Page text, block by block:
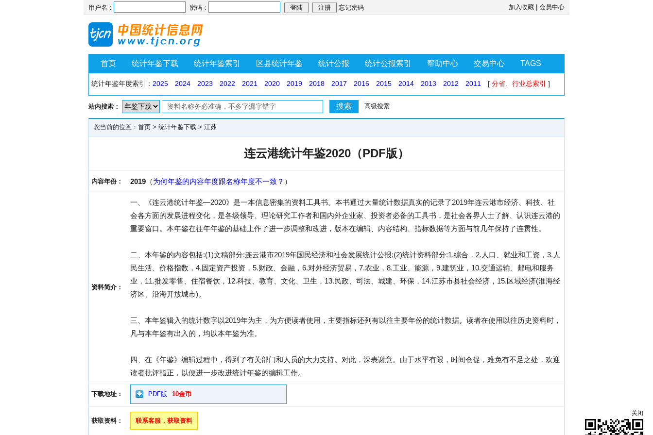
用户名： 密码： 忘记密码 加入收藏 会员中心
首页 统计年鉴下载 统计年鉴索引 区县统计年鉴 统计公报 统计公报索引 帮助中心 交易中心 TAGS
统计年鉴年度索引： 2025 2024 2023 2022 2021 2020 2019 2018 2017 2016 2015 2014 2013 2012 2011 [ 分省、行业总索引 ]
站内搜索： 高级搜索
您当前的位置： 首页 > 统计年鉴下载 > 江苏
连云港统计年鉴2020（PDF版）
内容年份： 2019 （为何年鉴的内容年度跟名称年度不一致？ ）
资料简介：
一、《连云港统计年鉴—2020》是一本信息密集的资料工具书。本书通过大量统计数据真实的记录了2019年连云港市经济、科技、社
会各方面的发展进程变化，是各级领导、理论研究工作者和国内外企业家、投资者必备的工具书，是社会各界人士了解、认识连云港的
重要窗口。本年鉴在往年年鉴的基础上作了进一步调整和改进，版本在编辑、内容结构、指标数据等方面与前几年保持了连贯性。
二、本年鉴的内容包括:(1)文稿部分:连云港市2019年国民经济和社会发展统计公报;(2)统计资料部分:1.综合，2.人口、就业和工资，3.人
民生活、价格指数，4.固定资产投资，5.财政、金融，6.对外经济贸易，7.农业，8.工业、能源，9.建筑业，10.交通运输、邮电和服务
业，11.批发零售、住宿餐饮，12.科技、教育、文化、卫生，13.民政、司法、城建、环保，14.江苏市县社会经济，15.区域经济(淮海经
济区、沿海开放城市)。
三、本年鉴辑入的统计数字以2019年为主，为方便读者使用，主要指标还列有以往主要年份的统计数据。读者在使用以往历史资料时，
凡与本年鉴有出入的，均以本年鉴为准。
四、在《年鉴》编辑过程中，得到了有关部门和人员的大力支持。对此，深表谢意。由于水平有限，时间仓促，难免有不足之处，欢迎
读者批评指正，以便进一步改进统计年鉴的编辑工作。
下载地址： PDF版 10金币
获取资料： 联系客服，获取资料
关闭